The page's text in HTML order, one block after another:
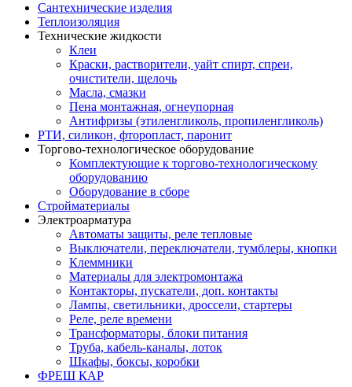
Сантехнические изделия
Теплоизоляция
Технические жидкости
Клеи
Краски, растворители, уайт спирт, спреи,
очистители, щелочь
Масла, смазки
Пена монтажная, огнеупорная
Антифризы (этиленгликоль, пропиленгликоль)
РТИ, силикон, фторопласт, паронит
Торгово-технологическое оборудование
Комплектующие к торгово-технологическому
оборудованию
Оборудование в сборе
Стройматериалы
Электроарматура
Автоматы защиты, реле тепловые
Выключатели, переключатели, тумблеры, кнопки
Клеммники
Материалы для электромонтажа
Контакторы, пускатели, доп. контакты
Лампы, светильники, дроссели, стартеры
Реле, реле времени
Трансформаторы, блоки питания
Труба, кабель-каналы, лоток
Шкафы, боксы, коробки
ФРЕШ КАР